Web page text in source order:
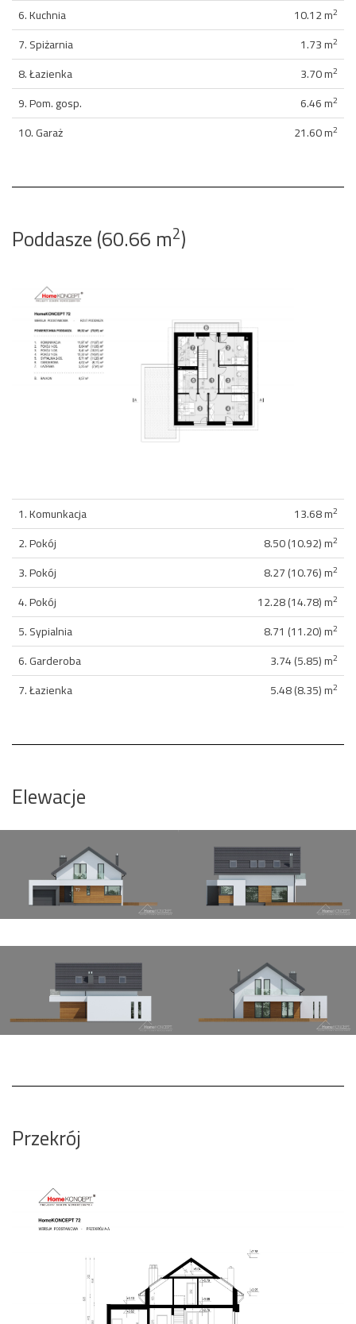
6. Kuchnia 10.12 m2
7. Spiżarnia 1.73 m2
8. Łazienka 3.70 m2
9. Pom. gosp. 6.46 m2
10. Garaż 21.60 m2
Poddasze (60.66 m2)
1. Komunkacja 13.68 m2
2. Pokój 8.50 (10.92) m2
3. Pokój 8.27 (10.76) m2
4. Pokój 12.28 (14.78) m2
5. Sypialnia 8.71 (11.20) m2
6. Garderoba 3.74 (5.85) m2
7. Łazienka 5.48 (8.35) m2
Elewacje
Przekrój